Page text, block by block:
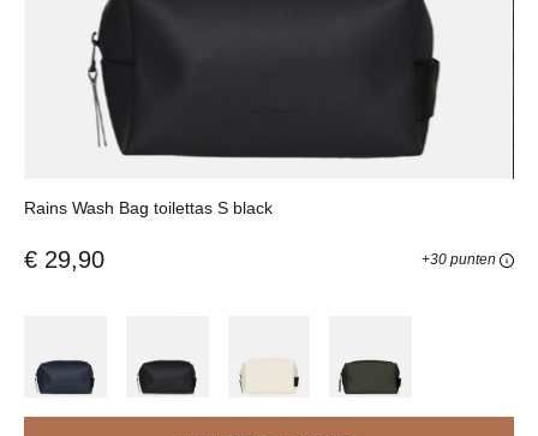
Rains Wash Bag toilettas S black
€ 29,90 +30 punten